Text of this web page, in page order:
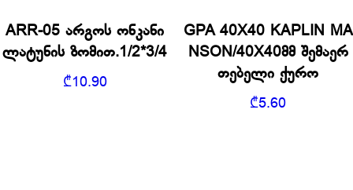
ARR-05 არგოს ონკანი
ლატუნის ზომით.1/2*3/4
₾10.90
GPA 40X40 KAPLIN MA
NSON/40X40მმ შემაერ
თებელი ქურო
₾5.60